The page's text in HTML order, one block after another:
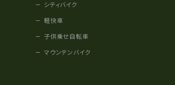
シティバイク
軽快車
子供乗せ自転車
マウンテンバイク